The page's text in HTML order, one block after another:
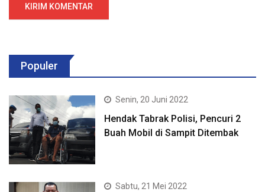
Populer
Senin, 20 Juni 2022
Hendak Tabrak Polisi, Pencuri 2
Buah Mobil di Sampit Ditembak
Sabtu, 21 Mei 2022